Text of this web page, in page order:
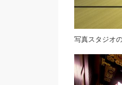
写真スタジオ